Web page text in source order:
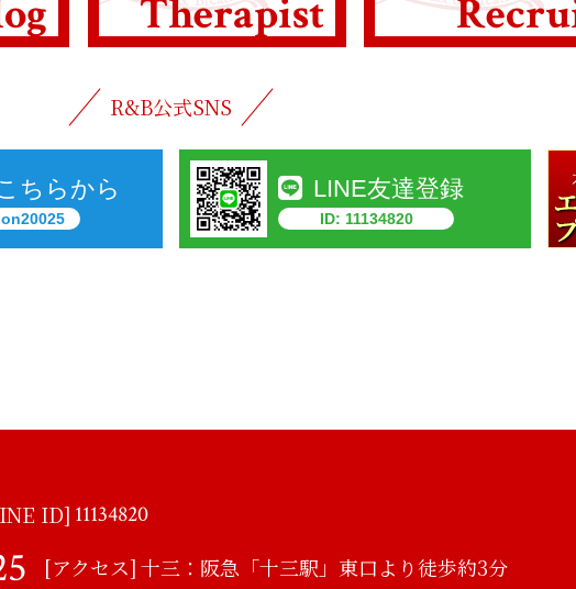
Therapist
R&B公式SNS
ちらから LINE友達登録
ID: 11134820
ID] 11134820
[アクセス]十三：阪急「十三駅」東口より徒歩約3分